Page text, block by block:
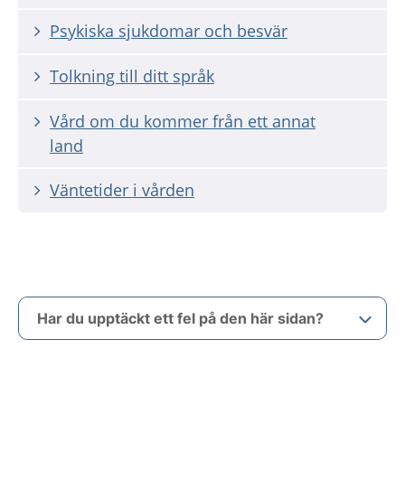
Psykiska sjukdomar och besvär
Tolkning till ditt språk
Vård om du kommer från ett annat
land
Väntetider i vården
Har du upptäckt ett fel på den här sidan?